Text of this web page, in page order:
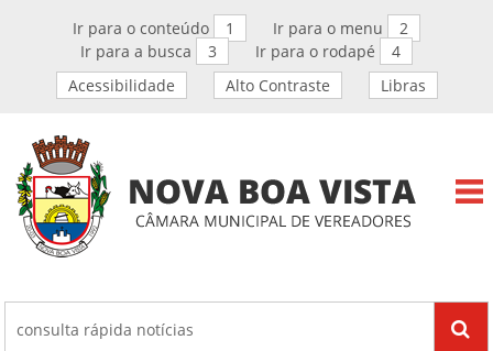
Ir para o conteúdo 1 Ir para o menu
2
Ir para a busca
3 Ir para o rodapé
4
Acessibilidade
Alto Contraste Libras